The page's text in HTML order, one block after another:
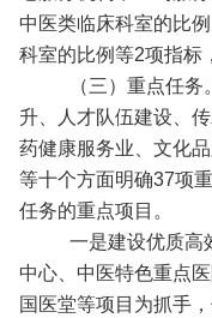
中医类临床科室的比
科室的比例等2项指标
（三）重点任
升、人才队伍建设、
药健康服务业、文化
等十个方面明确37项
任务的重点项目。
一是建设优质高
中心、中医特色重点
国医堂等项目为抓手